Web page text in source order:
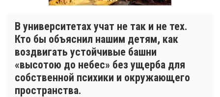
В университетах учат не так и не тех.
Кто бы объяснил нашим детям, как
воздвигать устойчивые башни
«высотою до небес» без ущерба для
собственной психики и окружающего
пространства.